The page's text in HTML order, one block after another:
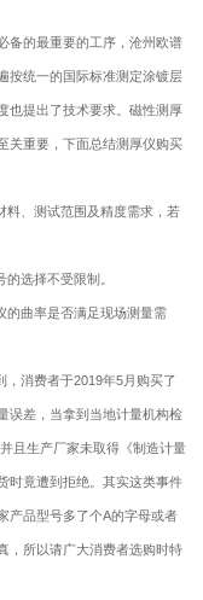
备的最重要的工序，沧州欧谱
按统一的国际标准测定涂镀层
也提出了技术要求。磁性测厚
关重要，下面总结测厚仪购买
料、测试范围及精度需求，若
选择不受限制。
的曲率是否满足现场测量需
，消费者于2019年5月购买了
误差，当拿到当地计量机构检
且生产厂家未取得《制造计量
时竟遭到拒绝。其实这类事件
产品型号多了个A的字母或者
，所以请广大消费者选购时特